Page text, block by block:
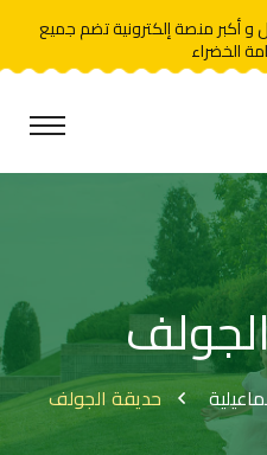
و أكبر منصة إلكترونية تضم جميع
الخضراء
حديقة الجولف